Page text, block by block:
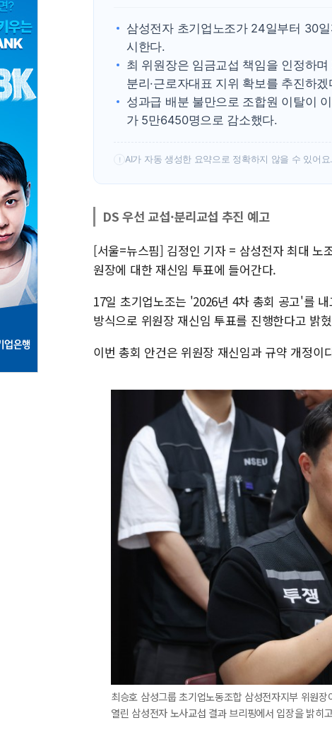
삼성전자 초기업노조가 24일부터 30
시한다.
최 위원장은 임금교섭 책임을 인정하
분리·근로자대표 지위 확보를 추진하
성과급 배분 불만으로 조합원 이탈이
가 5만6450명으로 감소했다.
! AI가 자동 생성한 요약으로 정확하지 않을 수 있어요.
DS 우선 교섭·분리교섭 추진 예고
[서울=뉴스핌] 김정인 기자 = 삼성전자 최대 노
원장에 대한 재신임 투표에 들어간다.
17일 초기업노조는 '2026년 4차 총회 공고'를
방식으로 위원장 재신임 투표를 진행한다고 밝
이번 총회 안건은 위원장 재신임과 규약 개정
최승호 삼성그룹 초기업노동조합 삼성전자지부 위원
열린 삼성전자 노사교섭 결과 브리핑에서 입장을 밝히